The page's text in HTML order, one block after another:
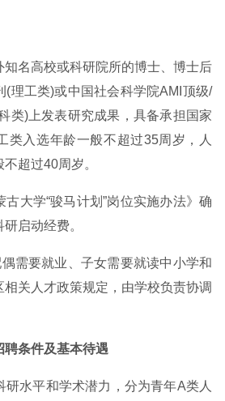
名高校或科研院所的博士、博士后
(理工类)或中国社会科学院AMI顶级/
类)上发表研究成果，具备承担国家
类入选年龄一般不超过35周岁，人
超过40周岁。
大学“骏马计划”岗位实施办法》确
启动经费。
偶需要就业、子女需要就读中小学和
关人才政策规定，由学校负责协调
聘条件及基本待遇
研水平和学术潜力，分为青年A类人